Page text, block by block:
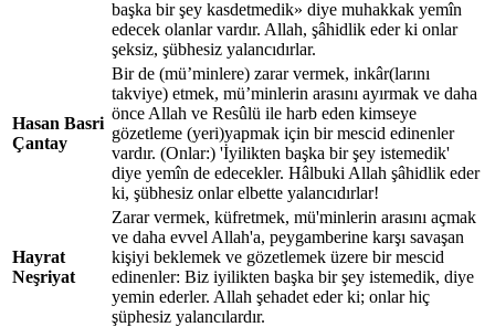
başka bir şey kasdetmedik» diye muhakkak yemîn
edecek olanlar vardır. Allah, şâhidlik eder ki onlar
şeksiz, şübhesiz yalancıdırlar.
Hasan Basri
Çantay
Bir de (mü’minlere) zarar vermek, inkâr(larını
takviye) etmek, mü’minlerin arasını ayırmak ve daha
önce Allah ve Resûlü ile harb eden kimseye
gözetleme (yeri)yapmak için bir mescid edinenler
vardır. (Onlar:) 'İyilikten başka bir şey istemedik'
diye yemîn de edecekler. Hâlbuki Allah şâhidlik eder
ki, şübhesiz onlar elbette yalancıdırlar!
Hayrat
Neşriyat
Zarar vermek, küfretmek, mü'minlerin arasını açmak
ve daha evvel Allah'a, peygamberine karşı savaşan
kişiyi beklemek ve gözetlemek üzere bir mescid
edinenler: Biz iyilikten başka bir şey istemedik, diye
yemin ederler. Allah şehadet eder ki; onlar hiç
şüphesiz yalancılardır.